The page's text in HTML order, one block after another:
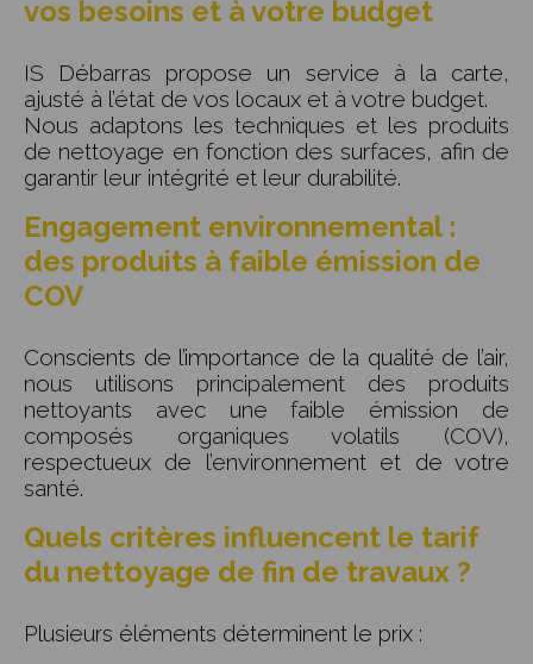
vos besoins et à votre budget
IS Débarras propose un service à la carte,
ajusté à l’état de vos locaux et à votre budget.
Nous adaptons les techniques et les produits
de nettoyage en fonction des surfaces, afin de
garantir leur intégrité et leur durabilité.
Engagement environnemental :
des produits à faible émission de
COV
Conscients de l’importance de la qualité de l’air,
nous utilisons principalement des produits
nettoyants avec une faible émission de
composés organiques volatils (COV),
respectueux de l’environnement et de votre
santé.
Quels critères influencent le tarif
du nettoyage de fin de travaux ?
Plusieurs éléments déterminent le prix :